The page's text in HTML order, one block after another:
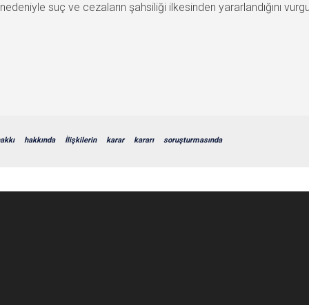
suç ve cezaların şahsiliği ilkesinden yararlandığını
hakkında İlişkilerin karar kararı soruşturmasında